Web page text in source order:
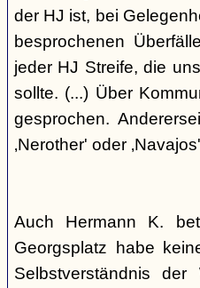
der HJ ist, bei
besprochenen
jeder HJ Streife, die
sollte. (...) Über
gesprochen.
‚Nerother' oder
Auch Hermann K.
Georgsplatz habe
Selbstverständnis